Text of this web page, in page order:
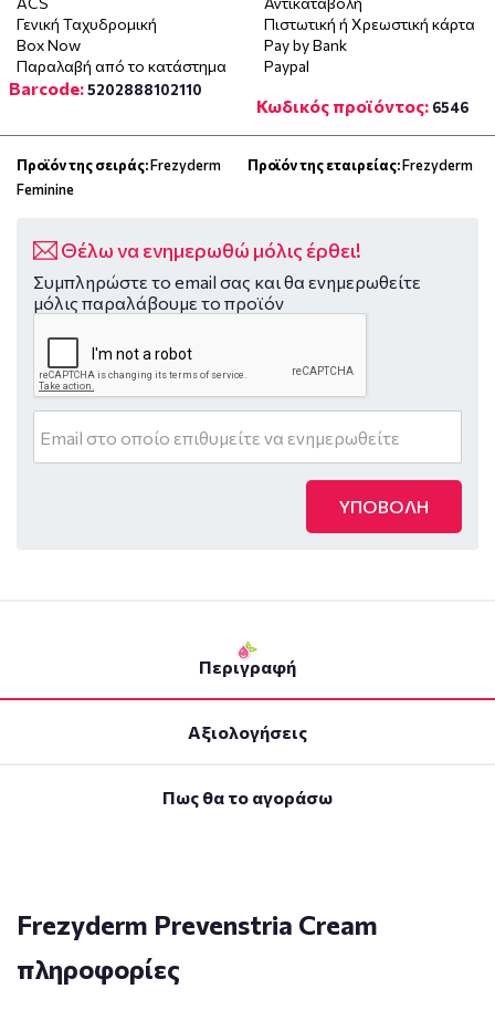
Γενική Ταχυδρομική
Box Now
Παραλαβή από το κατάστημα
Πιστωτική ή Χρεωστική κάρτα
Pay by Bank
Paypal
Barcode:5202888102110
Κωδικός προϊόντος: 6546
Προϊόν της σειράς:Frezyderm
Feminine
Προϊόν της εταιρείας:Frezyderm
Θέλω να ενημερωθώ μόλις έρθει!
Συμπληρώστε το email σας και θα ενημερωθείτε
μόλις παραλάβουμε το προϊόν
ΥΠΟΒΟΛΗ
Περιγραφή
Αξιολογήσεις
Πως θα το αγοράσω
Frezyderm Prevenstria Cream
πληροφορίες